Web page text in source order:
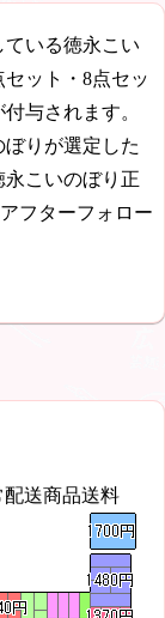
いる徳永こい
ット・8点セッ
与されます。
りが選定した
こいのぼり正
フターフォロー
配送商品送料